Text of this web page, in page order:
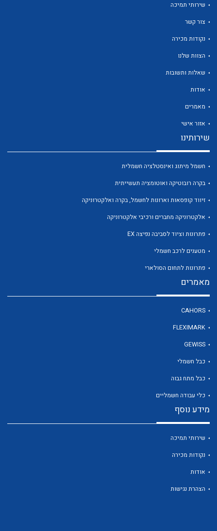
שירותי תמיכה
צור קשר
נקודות מכירה
הצוות שלנו
שאלות ותשובות
אודות
מאמרים
אזור אישי
שירותינו
חשמל מיתוג ואינסטלציה חשמלית
בקרה רובוטיקה ואוטומציה תעשייתית
זיווד קופסאות וארונות לחשמל, בקרה ואלקטרוניקה
אלקטרוניקה מחברים ורכיבי אלקטרוניקה
פתרונות וציוד לסביבה נפיצה EX
מטענים לרכב חשמלי
פתרונות לתחום הסולארי
מאמרים
CAHORS
FLEXIMARK
GEWISS
כבל חשמלי
כבל מתח גבוה
כלי עבודה חשמליים
מידע נוסף
שירותי תמיכה
נקודות מכירה
אודות
הצהרת נגישות